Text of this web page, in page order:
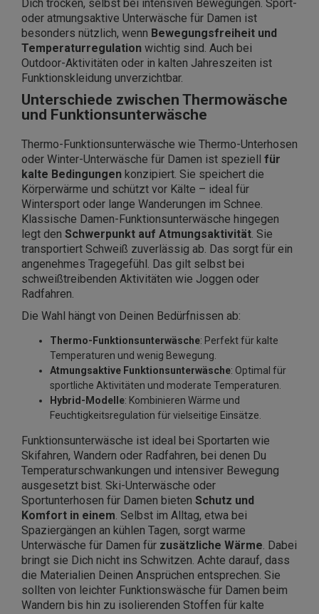
Dich trocken, selbst bei intensiven Bewegungen. Sport-
oder atmungsaktive Unterwäsche für Damen ist
besonders nützlich, wenn Bewegungsfreiheit und
Temperaturregulation wichtig sind. Auch bei
Outdoor-Aktivitäten oder in kalten Jahreszeiten ist
Funktionskleidung unverzichtbar.
Unterschiede zwischen Thermowäsche
und Funktionsunterwäsche
Thermo-Funktionsunterwäsche wie Thermo-Unterhosen
oder Winter-Unterwäsche für Damen ist speziell für
kalte Bedingungen konzipiert. Sie speichert die
Körperwärme und schützt vor Kälte – ideal für
Wintersport oder lange Wanderungen im Schnee.
Klassische Damen-Funktionsunterwäsche hingegen
legt den Schwerpunkt auf Atmungsaktivität . Sie
transportiert Schweiß zuverlässig ab. Das sorgt für ein
angenehmes Tragegefühl. Das gilt selbst bei
schweißtreibenden Aktivitäten wie Joggen oder
Radfahren.
Die Wahl hängt von Deinen Bedürfnissen ab:
Thermo-Funktionsunterwäsche: Perfekt für kalte
Temperaturen und wenig Bewegung.
Atmungsaktive Funktionsunterwäsche: Optimal für
sportliche Aktivitäten und moderate Temperaturen.
Hybrid-Modelle: Kombinieren Wärme und
Feuchtigkeitsregulation für vielseitige Einsätze.
Funktionsunterwäsche ist ideal bei Sportarten wie
Skifahren, Wandern oder Radfahren, bei denen Du
Temperaturschwankungen und intensiver Bewegung
ausgesetzt bist. Ski-Unterwäsche oder
Sportunterhosen für Damen bieten Schutz und
Komfort in einem . Selbst im Alltag, etwa bei
Spaziergängen an kühlen Tagen, sorgt warme
Unterwäsche für Damen für zusätzliche Wärme . Dabei
bringt sie Dich nicht ins Schwitzen. Achte darauf, dass
die Materialien Deinen Ansprüchen entsprechen. Sie
sollten von leichter Funktionswäsche für Damen beim
Wandern bis hin zu isolierenden Stoffen für kalte